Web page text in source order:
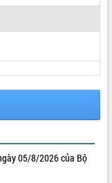
05/8/2026 của Bộ